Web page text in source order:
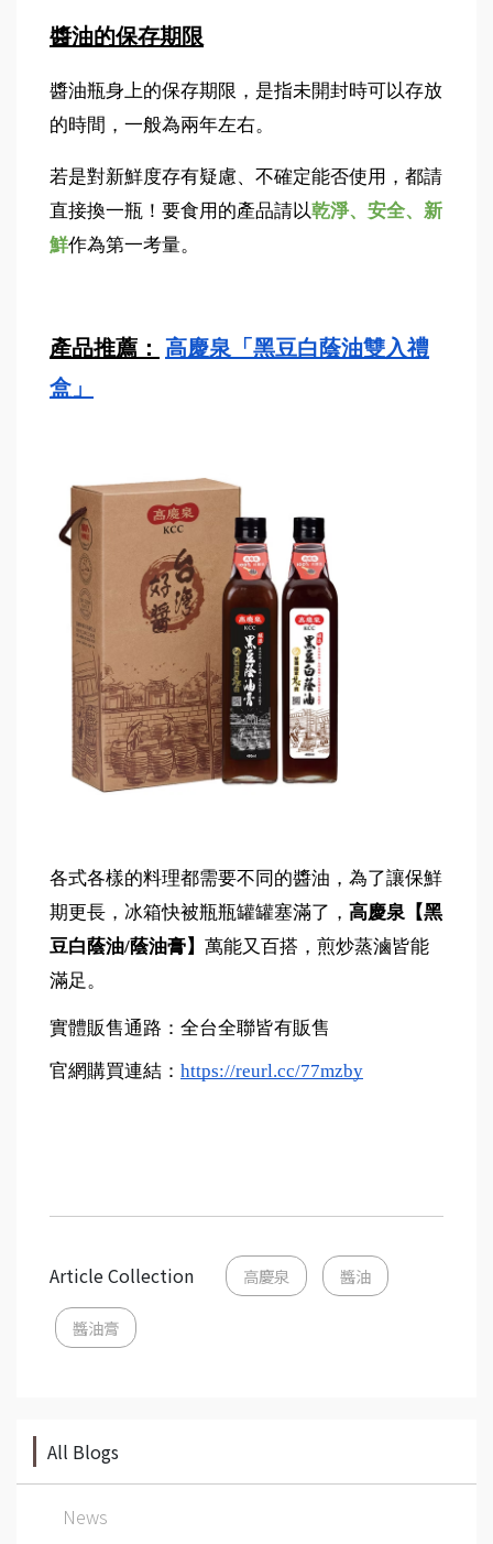
醬油的保存期限
醬油瓶身上的保存期限，是指未開封時可以存放
的時間，一般為兩年左右。
若是對新鮮度存有疑慮、不確定能否使用，都請
直接換一瓶！要食用的產品請以乾淨、安全、新
鮮作為第一考量。
產品推薦： 高慶泉「黑豆白蔭油雙入禮
盒」
各式各樣的料理都需要不同的醬油，為了讓保鮮
期更長，冰箱快被瓶瓶罐罐塞滿了， 高慶泉【黑
豆白蔭油/蔭油膏】 萬能又百搭，煎炒蒸滷皆能
滿足。
實體販售通路：全台全聯皆有販售
官網購買連結： https://reurl.cc/77mzby
Article Collection 高慶泉 醬油
醬油膏
All Blogs
News